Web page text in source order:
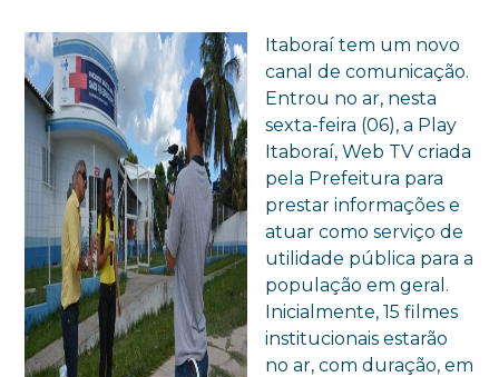
Itaboraí tem um novo
canal de comunicação.
Entrou no ar, nesta
sexta-feira (06), a Play
Itaboraí, Web TV criada
pela Prefeitura para
prestar informações e
atuar como serviço de
utilidade pública para a
população em geral.
Inicialmente, 15 filmes
institucionais estarão
no ar, com duração, em